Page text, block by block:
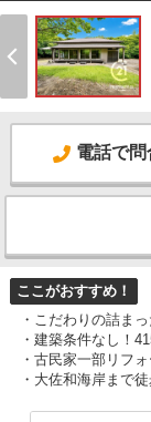
電話で問
ここがおすすめ！
・こだわりの詰ま
・建築条件なし！
・古民家一部リフ
・大佐和海岸まで